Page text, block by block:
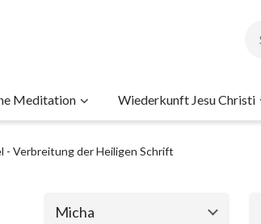
Meditation Wiederkunft Jesu Christi
- Verbreitung der Heiligen Schrift
Micha